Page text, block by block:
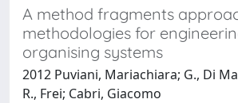
A method fragments
methodologies for
organising systems
2012 Puviani, Mariachiara; G., Di
R., Frei; Cabri, Giacomo